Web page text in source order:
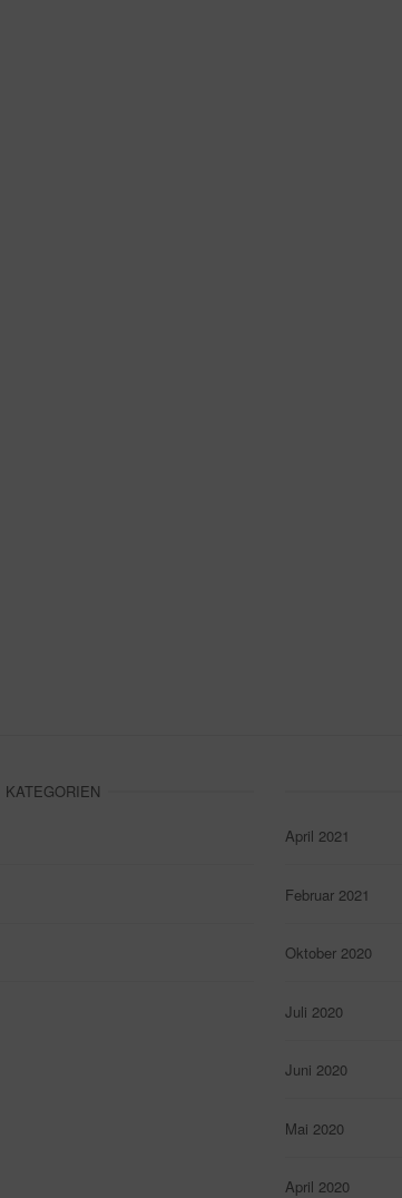
KATEGORIEN
April 2021
Februar 2021
Oktober 2020
Juli 2020
Juni 2020
Mai 2020
April 2020